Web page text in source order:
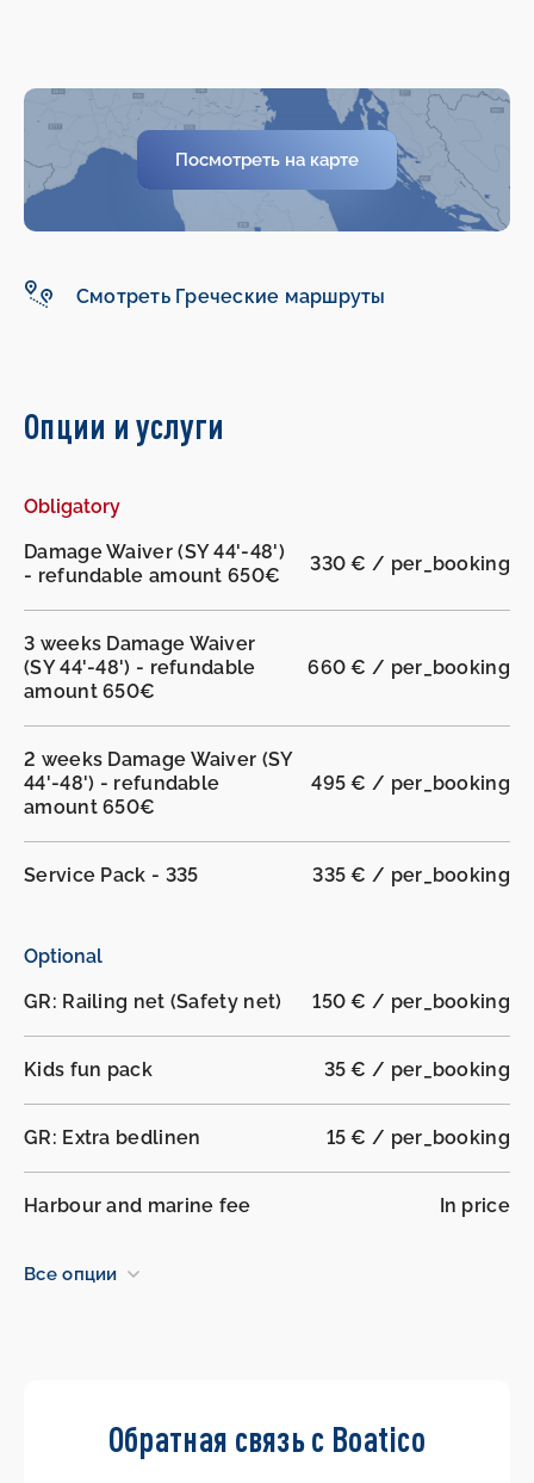
Посмотреть на карте
Смотреть Греческие маршруты
Опции и услуги
Obligatory
Damage Waiver (SY 44'-48')
- refundable amount 650€
330 € / per_booking
3 weeks Damage Waiver
(SY 44'-48') - refundable
amount 650€
660 € / per_booking
2 weeks Damage Waiver (SY
44'-48') - refundable
amount 650€
495 € / per_booking
Service Pack - 335 335 € / per_booking
Optional
GR: Railing net (Safety net)
150 € / per_booking
Kids fun pack 35 € / per_booking
GR: Extra bedlinen 15 € / per_booking
Harbour and marine fee In price
Все опции
Обратная связь с Boatico
-